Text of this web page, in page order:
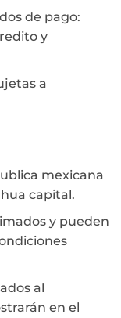
de pago:
y
a
mexicana
capital.
y pueden
al
en el